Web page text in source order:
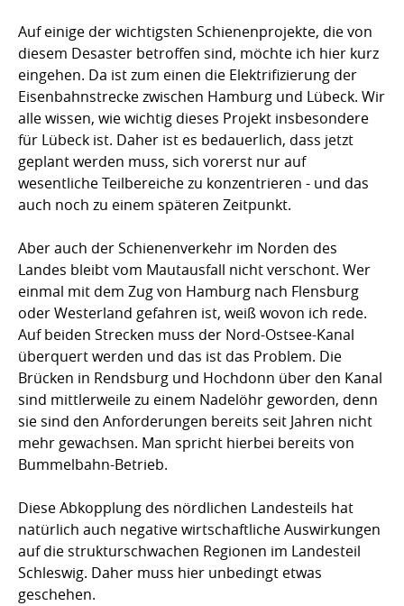
Auf einige der wichtigsten Schienenprojekte, die von
diesem Desaster betroffen sind, möchte ich hier kurz
eingehen. Da ist zum einen die Elektrifizierung der
Eisenbahnstrecke zwischen Hamburg und Lübeck. Wir
alle wissen, wie wichtig dieses Projekt insbesondere
für Lübeck ist. Daher ist es bedauerlich, dass jetzt
geplant werden muss, sich vorerst nur auf
wesentliche Teilbereiche zu konzentrieren - und das
auch noch zu einem späteren Zeitpunkt.
Aber auch der Schienenverkehr im Norden des
Landes bleibt vom Mautausfall nicht verschont. Wer
einmal mit dem Zug von Hamburg nach Flensburg
oder Westerland gefahren ist, weiß wovon ich rede.
Auf beiden Strecken muss der Nord-Ostsee-Kanal
überquert werden und das ist das Problem. Die
Brücken in Rendsburg und Hochdonn über den Kanal
sind mittlerweile zu einem Nadelöhr geworden, denn
sie sind den Anforderungen bereits seit Jahren nicht
mehr gewachsen. Man spricht hierbei bereits von
Bummelbahn-Betrieb.
Diese Abkopplung des nördlichen Landesteils hat
natürlich auch negative wirtschaftliche Auswirkungen
auf die strukturschwachen Regionen im Landesteil
Schleswig. Daher muss hier unbedingt etwas
geschehen.